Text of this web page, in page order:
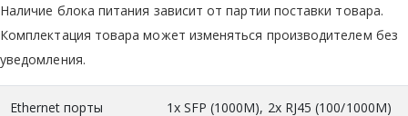
Наличие блока питания зависит от партии поставки товара.
Комплектация товара может изменяться производителем без
уведомления.
Ethernet порты
1x SFP (1000M), 2x RJ45 (100/1000M)